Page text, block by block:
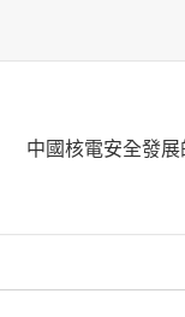
中國核電安全發